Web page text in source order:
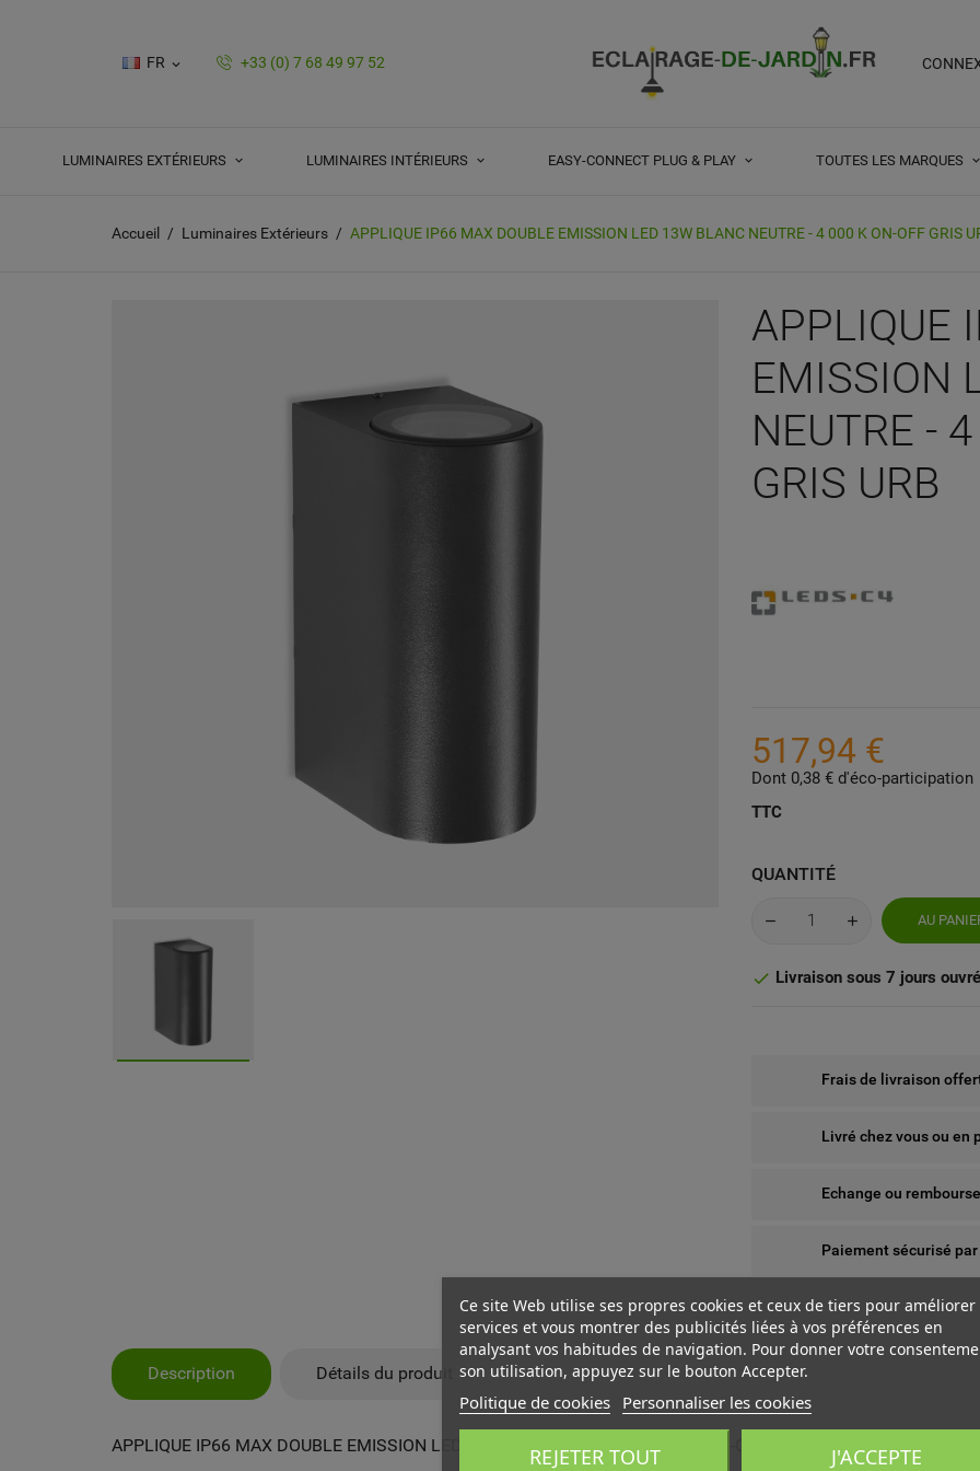
FR  +33 (0) 7 68 49 97 52
LUMINAIRES EXTÉRIEURS LUMINAIRES INTÉRIEURS EASY-CONNECT PLUG & PLAY TOUTES LES MARQUES
Accueil Luminaires Extérieurs APPLIQUE IP66 MAX DOUBLE EMISSION LED 13W BLANC NEUTRE - 4 000 K ON-OFF GRIS
APPLIQUE
EMISSION
NEUTRE -
GRIS URB
517,94 €
Dont 0,38 € d'éco-participation
TTC
QUANTITÉ
AU
 Livraison sous 7 jours
Frais de livraison
Livré chez vous ou
Echange ou
Paiement sécurisé
Description Détails du produit
APPLIQUE IP66 MAX DOUBLE EMISSION LED 13W BLANC NEUTRE - 4 000 K ON-OFF GRIS URB
MY WISHLISTS
CRÉER UNE LISTE D'ENVIES
CONNEXION
Ce site Web utilise ses propres cookies et ceux de tiers pour améliorer
services et vous montrer des publicités liées à vos préférences en
analysant vos habitudes de navigation. Pour donner votre
son utilisation, appuyez sur le bouton Accepter.
Politique de cookies Personnaliser les cookies
REJETER TOUT J'ACCEPTE